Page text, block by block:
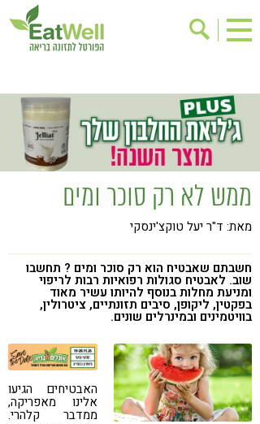
בישול בריא
אינדקס עסקים
ריפוי ומניעת מחלות
בריאות האישה
תוספי תזונה
מתכוני בריאות
אירועים
שינוי תזונתי
גישות בתזונה
ניקוי רעלים
מזונות על
ילדים
תזונה וספורט
הפרעות קשב & ריכוז
אכילה רגשית
רגישות לגלוטן
טעים להכיר
קורונה
טבעונות
ממש לא רק סוכר ומים
מאת: ד"ר יעל טוקצ'ינסקי
חשבתם שאבטיח הוא רק סוכר ומים ? תחשבו
שוב. לאבטיח סגולות רפואיות רבות לריפוי
ומניעת מחלות בנוסף להיותו עשיר מאוד
בפקטין, ליקופן, סיבים תזונתיים, ציטרולין,
בוויטמינים ובמינרלים שונים.
האבטיחים הגיעו
אלינו מאפריקה,
ממדבר קלהרי.